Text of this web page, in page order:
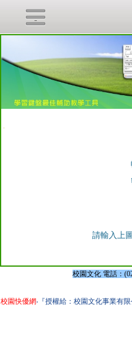
:::
請輸入上
校園文化 電話：
校園快優網‧『授權給：校園文化事業有限